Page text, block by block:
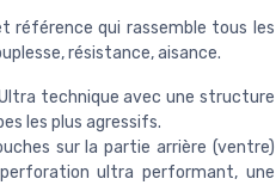
référence qui rassemble tous les
résistance, aisance.
Ultra technique avec une structure
les plus agressifs.
sur la partie arrière (ventre)
ultra performant, une